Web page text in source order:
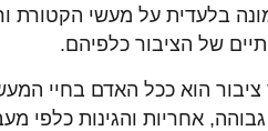
בלעדית על מעשי הקטורת
של הציבור כלפיהם.
ציבור הוא ככל האדם בחיי
אחריות והגינות כלפי